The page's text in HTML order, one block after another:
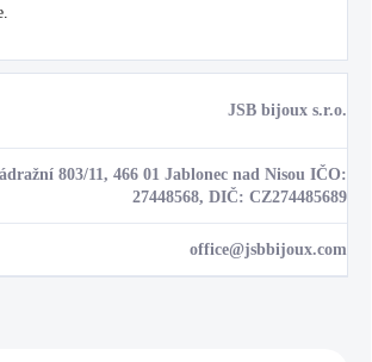
JSB bijoux s.r.o.
803/11, 466 01 Jablonec nad Nisou IČO:
27448568, DIČ: CZ274485689
office@jsbbijoux.com